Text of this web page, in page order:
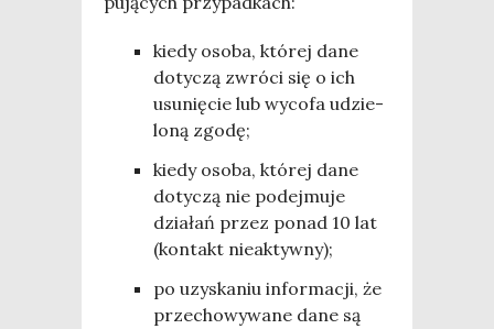
kie­dy oso­ba, któ­rej dane
doty­czą zwró­ci się o ich
usu­nię­cie lub wyco­fa udzie­
lo­ną zgodę;
kie­dy oso­ba, któ­rej dane
doty­czą nie podej­mu­je
dzia­łań przez ponad 10 lat
(kon­takt nieaktywny);
po uzy­ska­niu infor­ma­cji, że
prze­cho­wy­wa­ne dane są